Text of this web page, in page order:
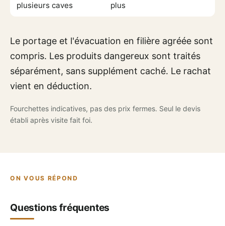
plusieurs caves
plus
Le portage et l'évacuation en filière agréée sont
compris. Les produits dangereux sont traités
séparément, sans supplément caché. Le rachat
vient en déduction.
Fourchettes indicatives, pas des prix fermes. Seul le devis
établi après visite fait foi.
ON VOUS RÉPOND
Questions fréquentes